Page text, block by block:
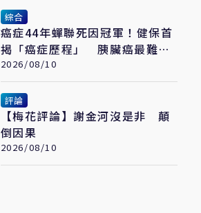
綜合
癌症44年蟬聯死因冠軍！健保首
揭「癌症歷程」 胰臟癌最難
治、肺癌驚見院際差41.8個百分
點
2026/08/10
評論
【梅花評論】謝金河沒是非 顛
倒因果
2026/08/10